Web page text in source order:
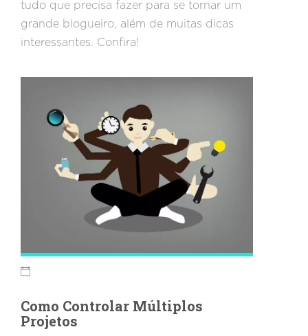
tudo que precisa fazer para se tornar um
grande blogueiro, além de muitas dicas
interessantes. Confira!
Como Controlar Múltiplos
Projetos